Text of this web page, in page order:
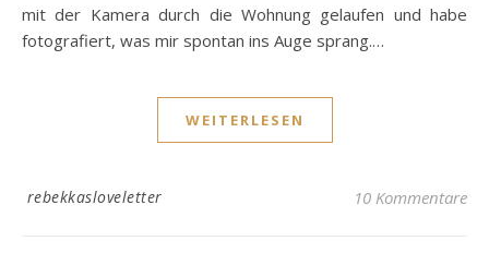
mit der Kamera durch die Wohnung gelaufen und habe
fotografiert, was mir spontan ins Auge sprang.…
WEITERLESEN
rebekkasloveletter 10 Kommentare